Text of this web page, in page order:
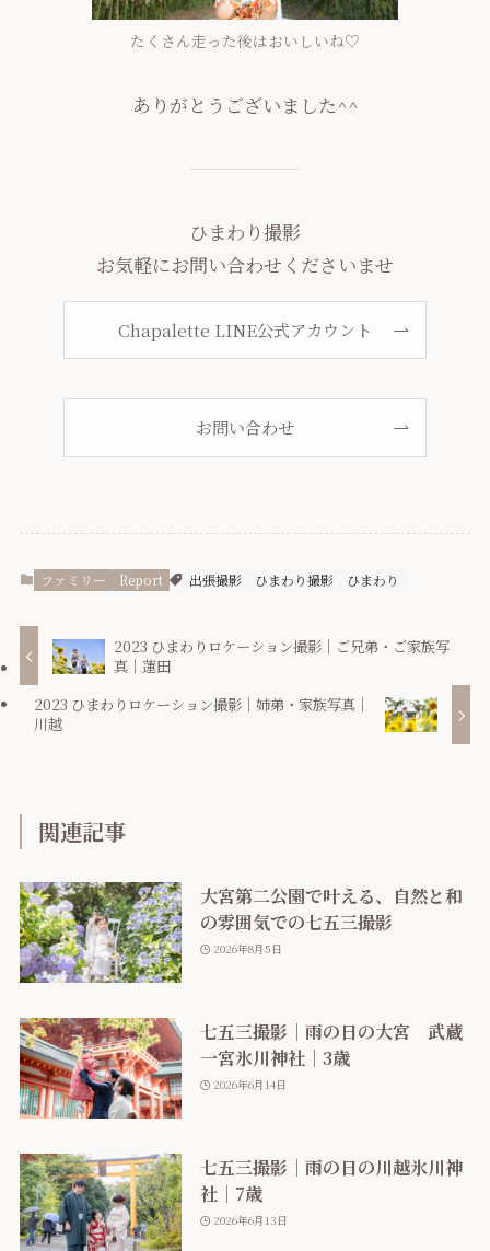
たくさん走った後はおいしいね♡
ありがとうございました^^
ひまわり撮影
お気軽にお問い合わせくださいませ
Chapalette LINE公式アカウント
お問い合わせ
ファミリー Report 出張撮影 ひまわり撮影 ひまわり
2023 ひまわりロケーション撮影｜ご兄弟・ご家族写
真｜蓮田
2023 ひまわりロケーション撮影｜姉弟・家族写真｜
川越
関連記事
大宮第二公園で叶える、自然と和
の雰囲気での七五三撮影
2026年8月5日
七五三撮影｜雨の日の大宮 武蔵
一宮氷川神社｜3歳
2026年6月14日
七五三撮影｜雨の日の川越氷川神
社｜7歳
2026年6月13日